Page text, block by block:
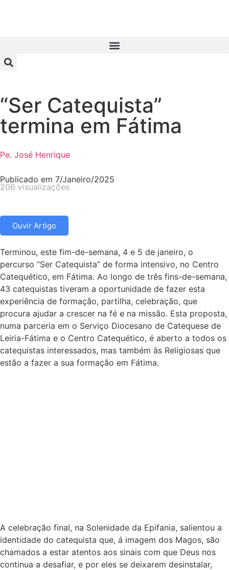
“Ser Catequista”
termina em Fátima
Pe. José Henrique
Publicado em 7/Janeiro/2025
206 visualizações
Ouvir Artigo
Terminou, este fim-de-semana, 4 e 5 de janeiro, o
percurso “Ser Catequista” de forma intensivo, no Centro
Catequético, em Fátima. Ao longo de três fins-de-semana,
43 catequistas tiveram a oportunidade de fazer esta
experiência de formação, partilha, celebração, que
procura ajudar a crescer na fé e na missão. Esta proposta,
numa parceria em o Serviço Diocesano de Catequese de
Leiria-Fátima e o Centro Catequético, é aberto a todos os
catequistas interessados, mas também às Religiosas que
estão a fazer a sua formação em Fátima.
A celebração final, na Solenidade da Epifania, salientou a
identidade do catequista que, á imagem dos Magos, são
chamados a estar atentos aos sinais com que Deus nos
continua a desafiar, e por eles se deixarem desinstalar,